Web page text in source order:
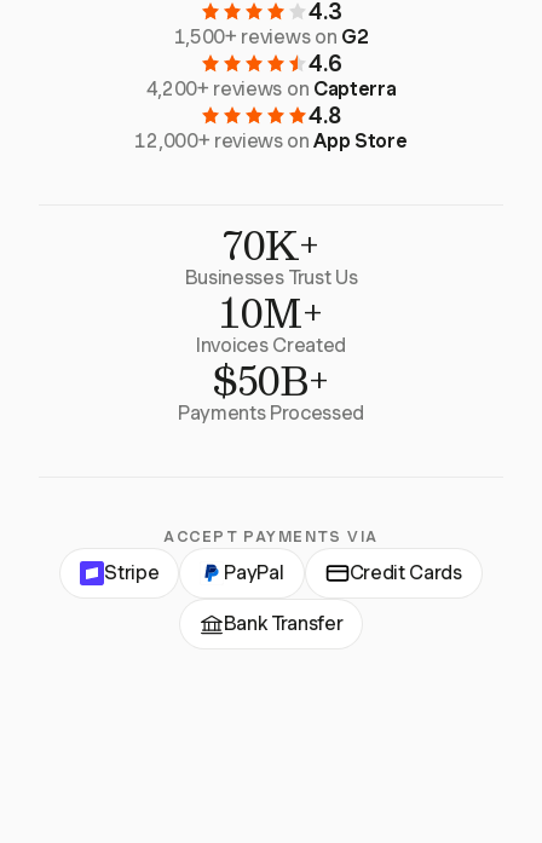
4.3
1,500+ reviews on G2
4.6
4,200+ reviews on Capterra
4.8
12,000+ reviews onApp Store
70K+
Businesses Trust Us
10M+
Invoices Created
$50B+
Payments Processed
ACCEPT PAYMENTS VIA
Stripe PayPal Credit Cards
Bank Transfer